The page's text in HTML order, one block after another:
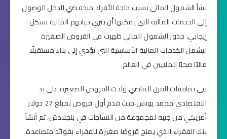
نشأ الشمول المالي بسبب حاجة الأفراد منخفضي الدخل للوصول
إلى الخدمات المالية التي يمكنها أن تثري حياتهم المالية بشكل
إيجابي. جذور الشمول المالي ظهرت في القروض الصغيرة
ليشمل الخدمات المالية الأساسية التي تؤدي إلى بناء مستقبلًا
ماليًا صحيًا للملايين في العالم.
في ثمانينيات القرن الماضي ولدت القروض الصغيرة على يد
الاقتصادي محمد يونس،حيث قدم أول قروض بمبلغ 27 دولار
أمريكي من جيبه لمجموعة من النساجات في بنجلادش، ثم أنشأ
بنك الفقراء الذي يمنح قروضا صغيرة للفقراء بفوائد متصاعدة.